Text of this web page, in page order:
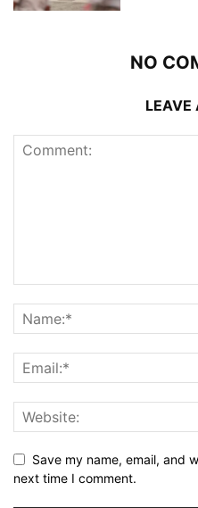
NO
LEAVE
Save my name, email, and
next time I comment.